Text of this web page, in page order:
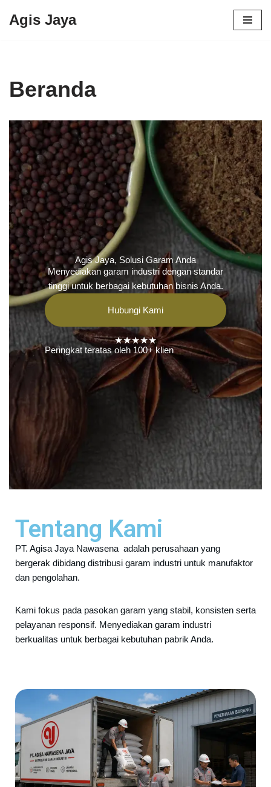
Agis Jaya
Beranda
Agis Jaya, Solusi Garam Anda
Menyediakan garam industri dengan standar
tinggi untuk berbagai kebutuhan bisnis Anda.
Hubungi Kami
★★★★★
Peringkat teratas oleh 100+ klien
Tentang Kami
PT. Agisa Jaya Nawasena adalah perusahaan yang
bergerak dibidang distribusi garam industri untuk manufaktor
dan pengolahan.
Kami fokus pada pasokan garam yang stabil, konsisten serta
pelayanan responsif. Menyediakan garam industri
berkualitas untuk berbagai kebutuhan pabrik Anda.